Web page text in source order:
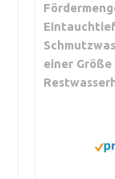
einer Größe